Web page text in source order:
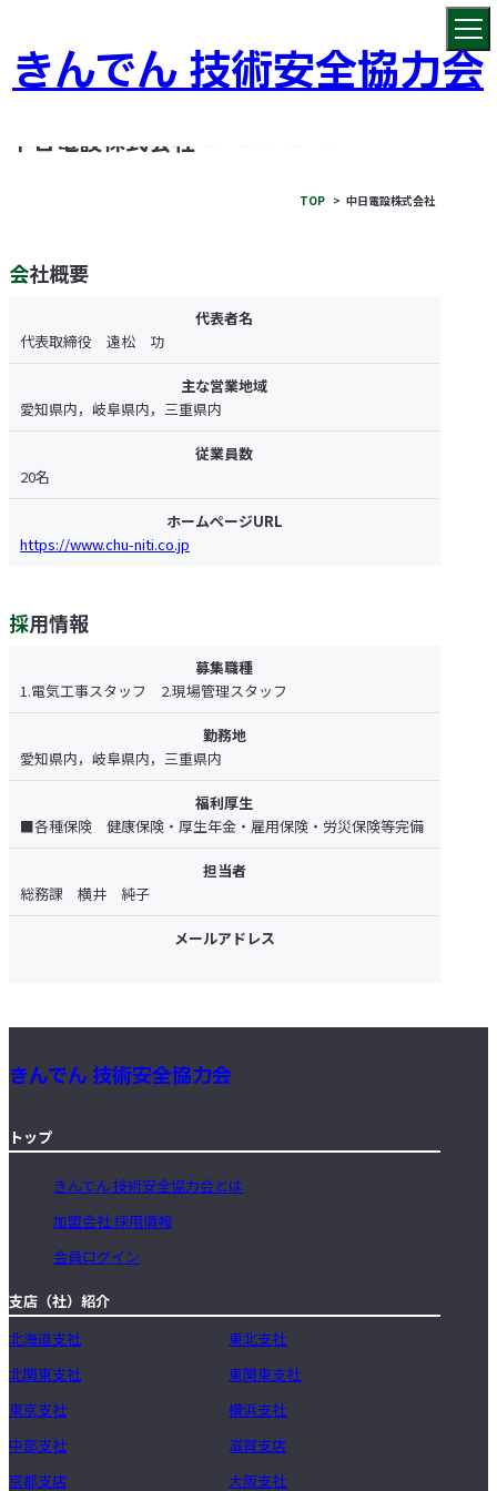
きんでん 技術安全協力会
中日電設株式会社
TOP 中日電設株式会社
会社概要
代表者名
代表取締役 遠松 功
主な営業地域
愛知県内，岐阜県内，三重県内
従業員数
20名
ホームページURL
https://www.chu-niti.co.jp
採用情報
募集職種
1.電気工事スタッフ 2.現場管理スタッフ
勤務地
愛知県内，岐阜県内，三重県内
福利厚生
■各種保険 健康保険・厚生年金・雇用保険・労災保険等完備
担当者
総務課 横井 純子
メールアドレス
きんでん 技術安全協力会
トップ
きんでん 技術安全協力会とは
加盟会社 採用情報
会員ログイン
支店（社）紹介
北海道支社
東北支社
北関東支社
東関東支社
東京支社
横浜支社
中部支社
滋賀支店
京都支店
大阪支社